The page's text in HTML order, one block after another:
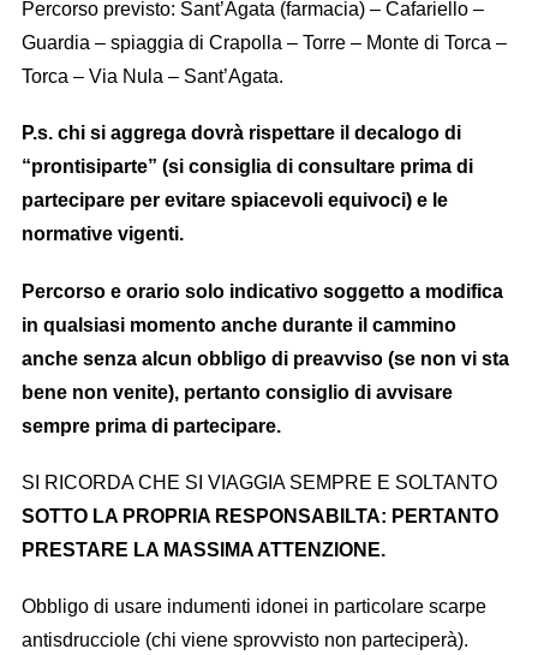
Percorso previsto: Sant’Agata (farmacia) – Cafariello –
Guardia – spiaggia di Crapolla – Torre – Monte di Torca –
Torca – Via Nula – Sant’Agata.
P.s. chi si aggrega dovrà rispettare il decalogo di
“prontisiparte” (si consiglia di consultare prima di
partecipare per evitare spiacevoli equivoci) e le
normative vigenti.
Percorso e orario solo indicativo soggetto a modifica
in qualsiasi momento anche durante il cammino
anche senza alcun obbligo di preavviso (se non vi sta
bene non venite), pertanto consiglio di avvisare
sempre prima di partecipare.
SI RICORDA CHE SI VIAGGIA SEMPRE E SOLTANTO
SOTTO LA PROPRIA RESPONSABILTA: PERTANTO
PRESTARE LA MASSIMA ATTENZIONE.
Obbligo di usare indumenti idonei in particolare scarpe
antisdrucciole (chi viene sprovvisto non parteciperà).